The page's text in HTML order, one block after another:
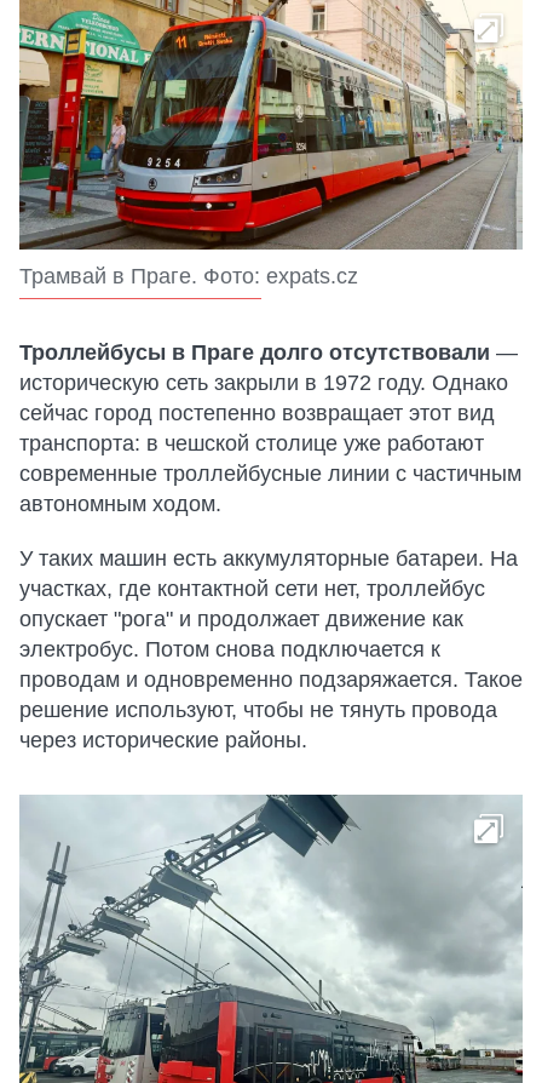
Трамвай в Праге. Фото: expats.cz
Троллейбусы в Праге долго отсутствовали —
историческую сеть закрыли в 1972 году. Однако
сейчас город постепенно возвращает этот вид
транспорта: в чешской столице уже работают
современные троллейбусные линии с частичным
автономным ходом.
У таких машин есть аккумуляторные батареи. На
участках, где контактной сети нет, троллейбус
опускает "рога" и продолжает движение как
электробус. Потом снова подключается к
проводам и одновременно подзаряжается. Такое
решение используют, чтобы не тянуть провода
через исторические районы.